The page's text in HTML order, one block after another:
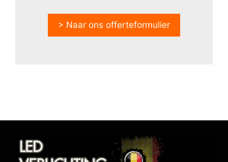
> Naar ons offerteformulier